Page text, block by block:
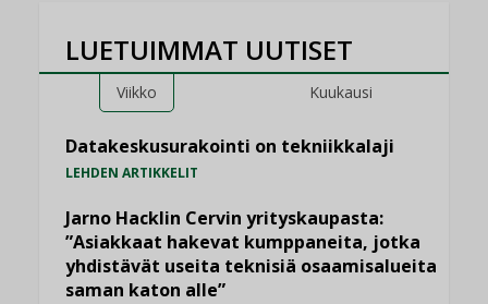
LUETUIMMAT UUTISET
Viikko Kuukausi
Datakeskusurakointi on tekniikkalaji
LEHDEN ARTIKKELIT
Jarno Hacklin Cervin yrityskaupasta:
”Asiakkaat hakevat kumppaneita, jotka
yhdistävät useita teknisiä osaamisalueita
saman katon alle”